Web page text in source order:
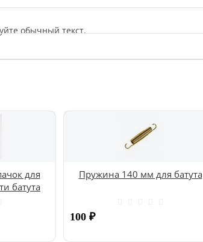
обычный текст.
для
батута
Пружина 140 мм для батута
100 ₽